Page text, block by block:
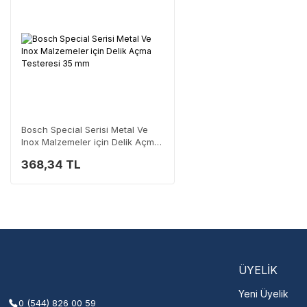
Bosch Special Serisi Metal Ve
Inox Malzemeler için Delik Açma
368,34 TL
0 (544) 826 00 59
ÜYELİK
Yeni Üyelik